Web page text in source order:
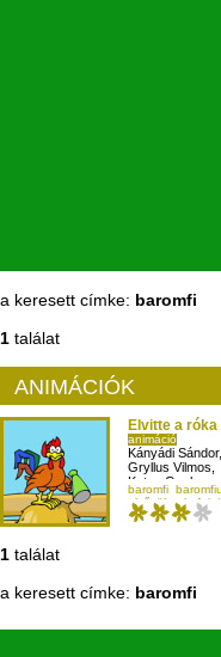
a keresett címke: baromfi
1 találat
ANIMÁCIÓK
Elvitte a róka
animáció
Kányádi Sándor,
Gryllus Vilmos
Kutas Gyula
baromfi
elsősöknek
1 találat
a keresett címke: baromfi